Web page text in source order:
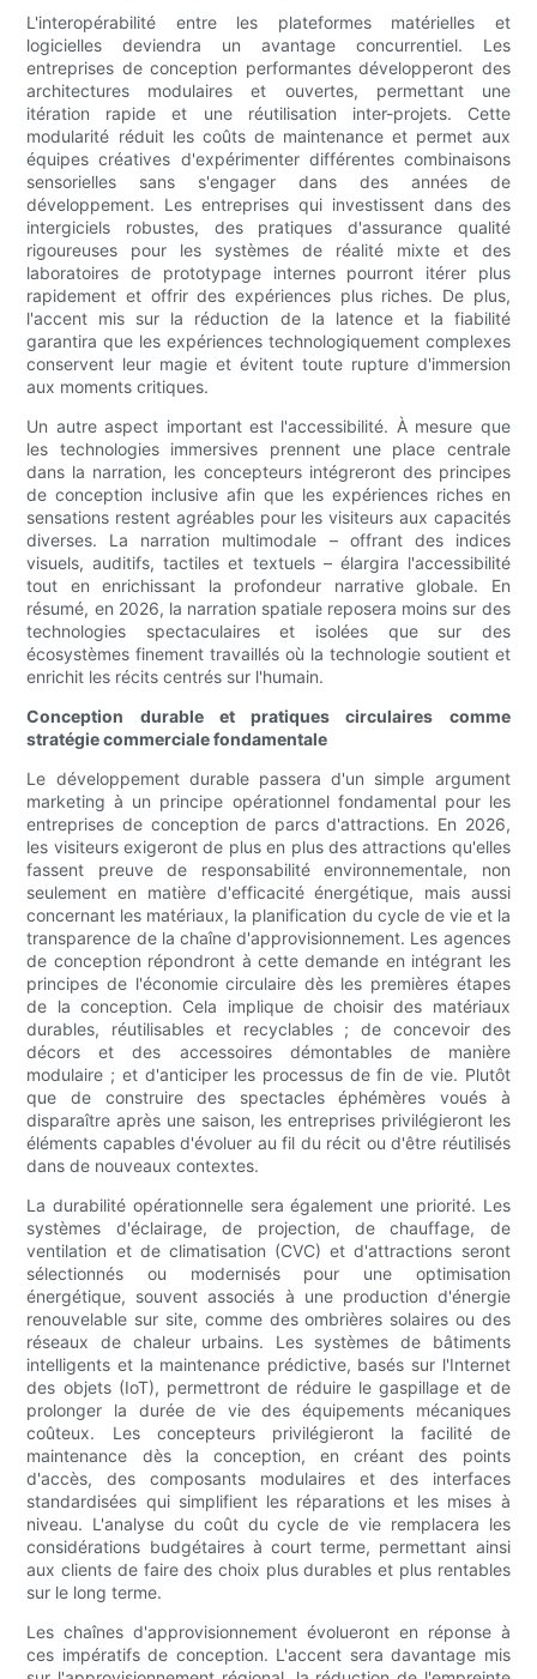
L'interopérabilité entre les plateformes matérielles et
logicielles deviendra un avantage concurrentiel. Les
entreprises de conception performantes développeront des
architectures modulaires et ouvertes, permettant une
itération rapide et une réutilisation inter-projets. Cette
modularité réduit les coûts de maintenance et permet aux
équipes créatives d'expérimenter différentes combinaisons
sensorielles sans s'engager dans des années de
développement. Les entreprises qui investissent dans des
intergiciels robustes, des pratiques d'assurance qualité
rigoureuses pour les systèmes de réalité mixte et des
laboratoires de prototypage internes pourront itérer plus
rapidement et offrir des expériences plus riches. De plus,
l'accent mis sur la réduction de la latence et la fiabilité
garantira que les expériences technologiquement complexes
conservent leur magie et évitent toute rupture d'immersion
aux moments critiques.
Un autre aspect important est l'accessibilité. À mesure que
les technologies immersives prennent une place centrale
dans la narration, les concepteurs intégreront des principes
de conception inclusive afin que les expériences riches en
sensations restent agréables pour les visiteurs aux capacités
diverses. La narration multimodale – offrant des indices
visuels, auditifs, tactiles et textuels – élargira l'accessibilité
tout en enrichissant la profondeur narrative globale. En
résumé, en 2026, la narration spatiale reposera moins sur des
technologies spectaculaires et isolées que sur des
écosystèmes finement travaillés où la technologie soutient et
enrichit les récits centrés sur l'humain.
Conception durable et pratiques circulaires comme
stratégie commerciale fondamentale
Le développement durable passera d'un simple argument
marketing à un principe opérationnel fondamental pour les
entreprises de conception de parcs d'attractions. En 2026,
les visiteurs exigeront de plus en plus des attractions qu'elles
fassent preuve de responsabilité environnementale, non
seulement en matière d'efficacité énergétique, mais aussi
concernant les matériaux, la planification du cycle de vie et la
transparence de la chaîne d'approvisionnement. Les agences
de conception répondront à cette demande en intégrant les
principes de l'économie circulaire dès les premières étapes
de la conception. Cela implique de choisir des matériaux
durables, réutilisables et recyclables ; de concevoir des
décors et des accessoires démontables de manière
modulaire ; et d'anticiper les processus de fin de vie. Plutôt
que de construire des spectacles éphémères voués à
disparaître après une saison, les entreprises privilégieront les
éléments capables d'évoluer au fil du récit ou d'être réutilisés
dans de nouveaux contextes.
La durabilité opérationnelle sera également une priorité. Les
systèmes d'éclairage, de projection, de chauffage, de
ventilation et de climatisation (CVC) et d'attractions seront
sélectionnés ou modernisés pour une optimisation
énergétique, souvent associés à une production d'énergie
renouvelable sur site, comme des ombrières solaires ou des
réseaux de chaleur urbains. Les systèmes de bâtiments
intelligents et la maintenance prédictive, basés sur l'Internet
des objets (IoT), permettront de réduire le gaspillage et de
prolonger la durée de vie des équipements mécaniques
coûteux. Les concepteurs privilégieront la facilité de
maintenance dès la conception, en créant des points
d'accès, des composants modulaires et des interfaces
standardisées qui simplifient les réparations et les mises à
niveau. L'analyse du coût du cycle de vie remplacera les
considérations budgétaires à court terme, permettant ainsi
aux clients de faire des choix plus durables et plus rentables
sur le long terme.
Les chaînes d'approvisionnement évolueront en réponse à
ces impératifs de conception. L'accent sera davantage mis